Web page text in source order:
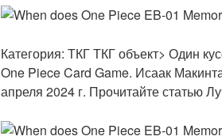
Категория: ТКГТКГ объект> Один
One Piece Card Game. Исаак
апреля 2024 г. Прочитайте статью